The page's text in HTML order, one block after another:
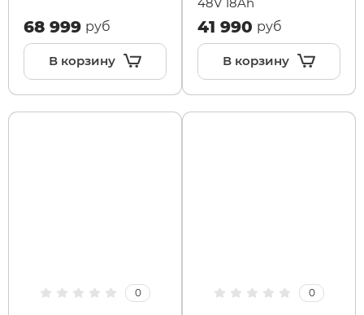
68 999 руб
В корзину
41 990 руб
В корзину
0 0